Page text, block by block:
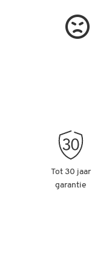
Tot 30 jaar
garantie